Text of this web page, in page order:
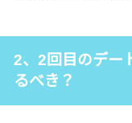
2、2回目のデー
るべき？